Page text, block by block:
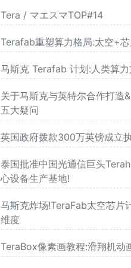
Tera / マエスマTOP#14
Terafab重塑算力格局:太空+
马斯克 Terafab 计划:人类算
关于马斯克与英特尔合作打
五大疑问
英国政府拨款300万英镑成立
泰国批准中国光通信巨头
心设备生产基地!
马斯克炸场!TeraFab太空芯片
维度
TeraBox像素画教程:滑翔机动